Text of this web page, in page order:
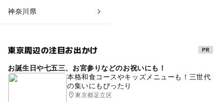
神奈川県
東京周辺の注目お出かけ
お誕生日や七五三、お宮参りなどのお祝いにも！
本格和食コースやキッズメニューも！三世代
の集いにもぴったり
東京都足立区